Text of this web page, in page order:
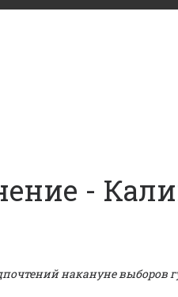
-
накануне выборов